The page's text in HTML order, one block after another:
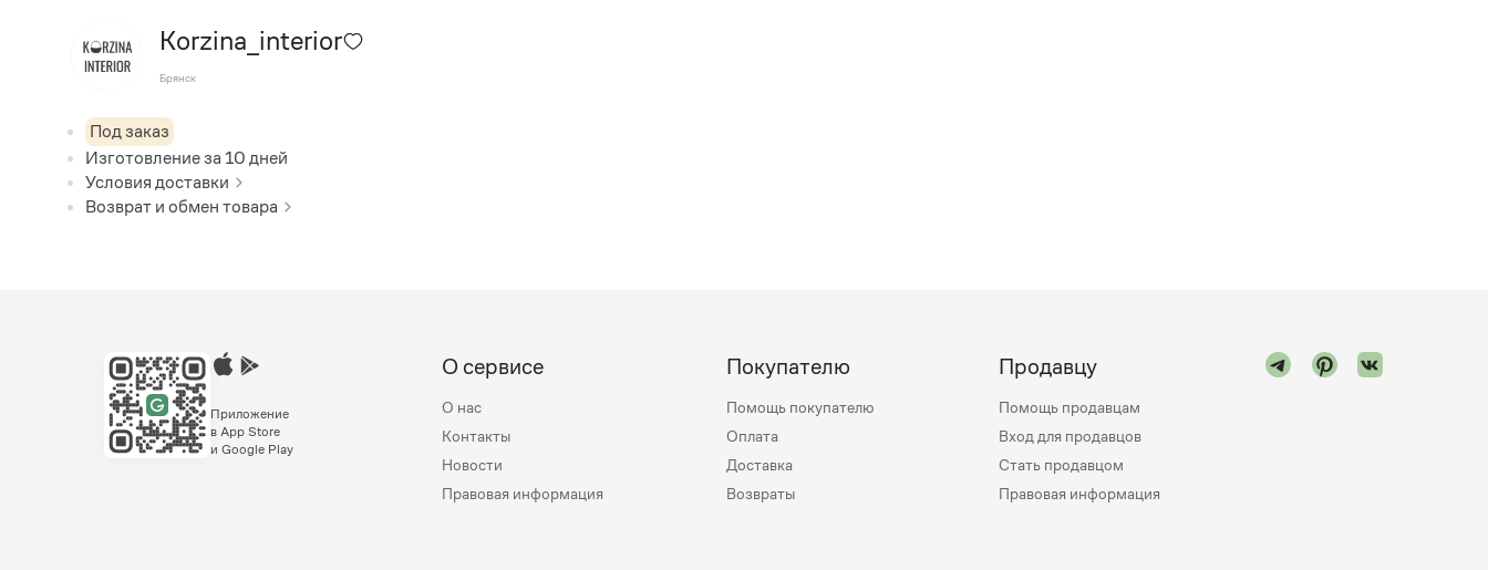
Korzina_interior
Брянск
Под заказ
Изготовление за 10 дней
Условия доставки
Возврат и обмен товара
Приложение
в App Store
и Google Play
О сервисе
О нас
Контакты
Новости
Правовая информация
Покупателю
Помощь покупателю
Оплата
Доставка
Возвраты
Продавцу
Помощь продавцам
Вход для продавцов
Стать продавцом
Правовая информация